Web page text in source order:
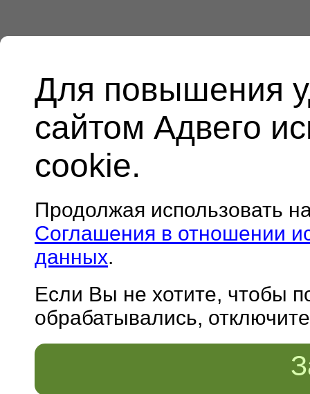
Для повышения
сайтом Адвего
cookie.
Продолжая использовать
Соглашения в отношении
данных.
Если Вы не хотите, чтобы
обрабатывались,